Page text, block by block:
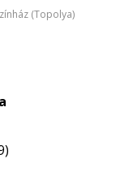
nagyítása
(Topolya)